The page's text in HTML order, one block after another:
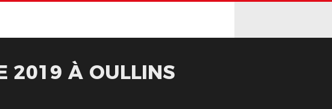
2019 À OULLINS